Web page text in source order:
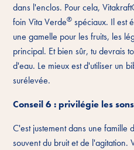
dans l'enclos. Pour cela,
foin Vita Verde® spéciaux. Il est
une gamelle pour les fruits, les
principal. Et bien sûr, tu devrais
d'eau. Le mieux est d'utiliser un
surélevée.
Conseil 6 : privilégie les
C'est justement dans une famille
souvent du bruit et de